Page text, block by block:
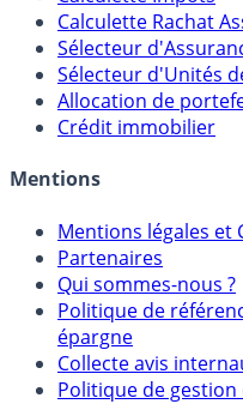
Calculateur
Calculette Impôts
Calculette Rachat
Sélecteur
Sélecteur d'Unités
Crédit immobilier
Mentions
Mentions légales et
Partenaires
Qui sommes-nous ?
Politique de
épargne